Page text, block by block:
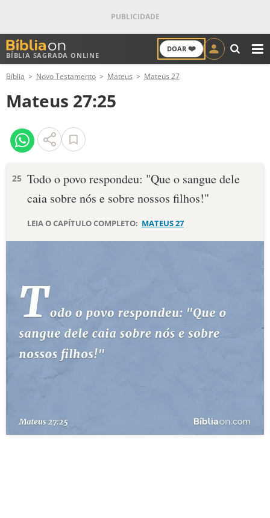
BÍBLIA SAGRADA ONLINE
DOAR ❤️
ANTIGO TESTAMENTO
NOVO TESTAMENTO
VERSÍCULOS
PALAVRA DO DIA
10 MANDAMENTOS
ESTUDOS BÍBLICOS
ESBOÇOS DE PREGAÇÃO
PERGUNTE À BÍBLIA
Bíblia Novo Testamento Mateus Mateus 27
Mateus 27:25
25 Todo o povo respondeu: "Que o sangue dele
caia sobre nós e sobre nossos filhos!"
LEIA O CAPÍTULO COMPLETO: MATEUS 27